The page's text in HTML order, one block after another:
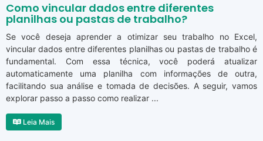
Como vincular dados entre diferentes
planilhas ou pastas de trabalho?
Se você deseja aprender a otimizar seu trabalho no Excel,
vincular dados entre diferentes planilhas ou pastas de trabalho é
fundamental. Com essa técnica, você poderá atualizar
automaticamente uma planilha com informações de outra,
facilitando sua análise e tomada de decisões. A seguir, vamos
explorar passo a passo como realizar ...
Leia Mais